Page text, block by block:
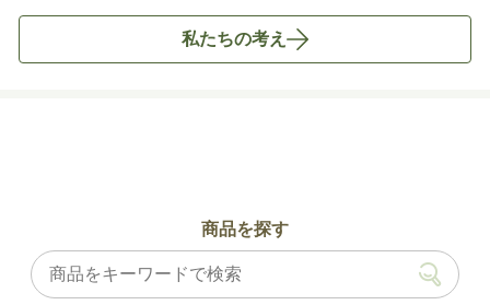
私たちの考え
商品を探す